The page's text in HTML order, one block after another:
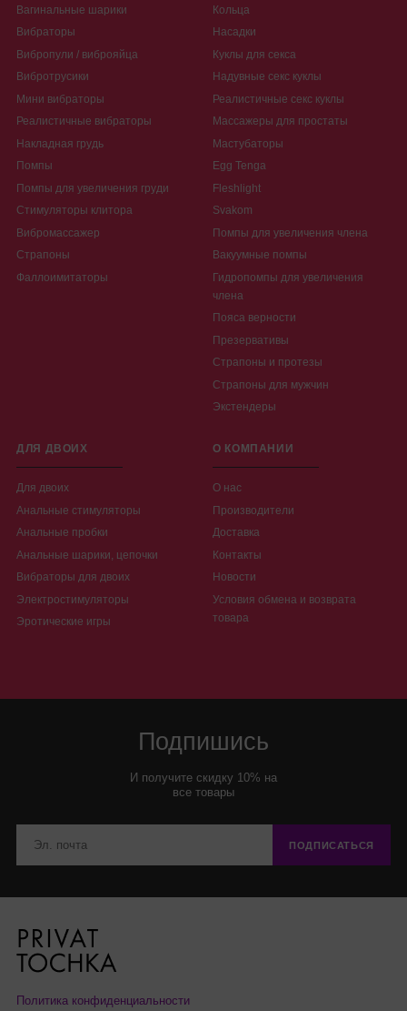
Вагинальные шарики
Вибраторы
Вибропули / виброяйца
Вибротрусики
Мини вибраторы
Реалистичные вибраторы
Накладная грудь
Помпы
Помпы для увеличения груди
Стимуляторы клитора
Вибромассажер
Страпоны
Фаллоимитаторы
Кольца
Насадки
Куклы для секса
Надувные секс куклы
Реалистичные секс куклы
Массажеры для простаты
Мастубаторы
Egg Tenga
Fleshlight
Svakom
Помпы для увеличения члена
Вакуумные помпы
Гидропомпы для увеличения
члена
Пояса верности
Презервативы
Страпоны и протезы
Страпоны для мужчин
Экстендеры
ДЛЯ ДВОИХ
Для двоих
Анальные стимуляторы
Анальные пробки
Анальные шарики, цепочки
Вибраторы для двоих
Электростимуляторы
Эротические игры
О КОМПАНИИ
О нас
Производители
Доставка
Контакты
Новости
Условия обмена и возврата
товара
Подпишись
И получите скидку 10% на
все товары
ПОДПИСАТЬСЯ
Политика конфиденциальности